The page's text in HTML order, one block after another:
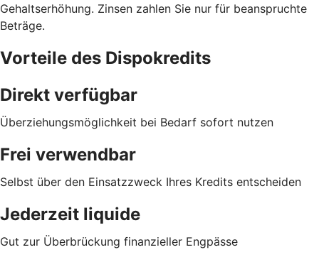
Gehaltserhöhung. Zinsen zahlen Sie nur für beanspruchte
Beträge.
Vorteile des Dispokredits
Direkt verfügbar
Überziehungsmöglichkeit bei Bedarf sofort nutzen
Frei verwendbar
Selbst über den Einsatzzweck Ihres Kredits entscheiden
Jederzeit liquide
Gut zur Überbrückung finanzieller Engpässe